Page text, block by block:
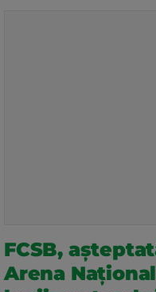
FCSB,
Arena